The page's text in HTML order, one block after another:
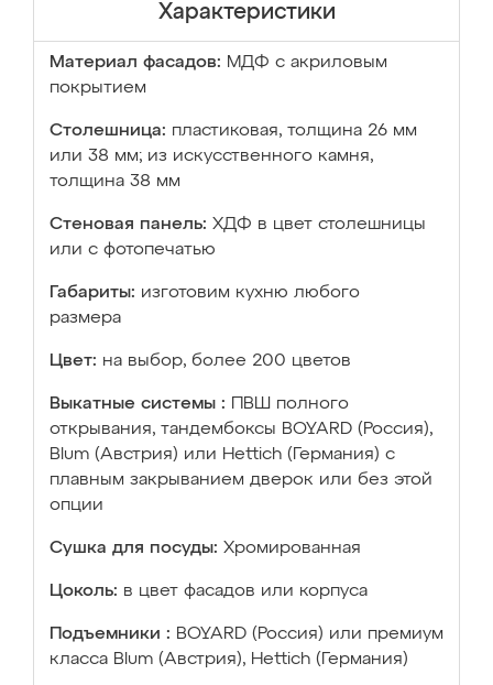
Характеристики
Материал фасадов: МДФ с акриловым
покрытием
Столешница: пластиковая, толщина 26 мм
или 38 мм; из искусственного камня,
толщина 38 мм
Стеновая панель: ХДФ в цвет столешницы
или с фотопечатью
Габариты: изготовим кухню любого
размера
Цвет: на выбор, более 200 цветов
Выкатные системы :
ПВШ полного
открывания, тандембоксы BOYARD (Россия),
Blum (Австрия) или Hettich (Германия) с
плавным закрыванием дверок или без этой
опции
Сушка для посуды: Хромированная
Цоколь: в цвет фасадов или корпуса
Подъемники : BOYARD (Россия) или премиум
класса Blum (Австрия), Hettich (Германия)